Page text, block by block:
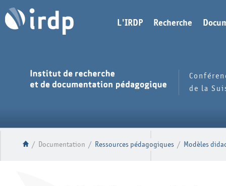
L'IRDP Recherche
de la
/ Documentation / Ressources pédagogiques / Modèles